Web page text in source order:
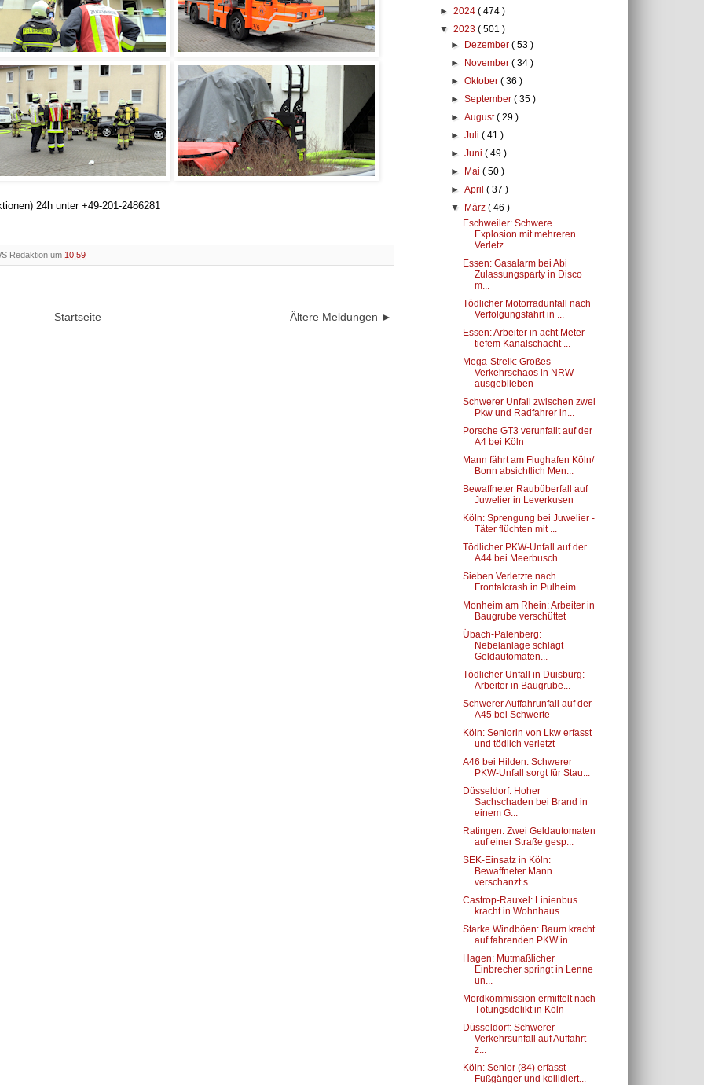
24h unter +49-201-2486281
Redaktion um 10:59
Ältere Meldungen ►
Startseite
► 2024 ( 474 )
▼ 2023 ( 501 )
►
Dezember( 53 )
►
November( 34 )
►Oktober( 36 )
►September( 35 )
►August( 29 )
►Juli( 41 )
►Juni( 49 )
►
Mai( 50 )
►April( 37 )
▼
März( 46 )
Eschweiler: Schwere
Explosion mit mehreren
Verletz...
Essen: Gasalarm bei Abi
Zulassungsparty in Disco
m...
Tödlicher Motorradunfall nach
Verfolgungsfahrt in ...
Essen: Arbeiter in acht Meter
tiefem Kanalschacht ...
Mega-Streik: Großes
Verkehrschaos in NRW
ausgeblieben
Schwerer Unfall zwischen zwei
Pkw und Radfahrer in...
Porsche GT3 verunfallt auf der
A4 bei Köln
Mann fährt am Flughafen Köln/
Bonn absichtlich Men...
Bewaffneter Raubüberfall auf
Juwelier in Leverkusen
Köln: Sprengung bei Juwelier -
Täter flüchten mit ...
Tödlicher PKW-Unfall auf der
A44 bei Meerbusch
Sieben Verletzte nach
Frontalcrash in Pulheim
Monheim am Rhein: Arbeiter in
Baugrube verschüttet
Übach-Palenberg:
Nebelanlage schlägt
Geldautomaten...
Tödlicher Unfall in Duisburg:
Arbeiter in Baugrube...
Schwerer Auffahrunfall auf der
A45 bei Schwerte
Köln: Seniorin von Lkw erfasst
und tödlich verletzt
A46 bei Hilden: Schwerer
PKW-Unfall sorgt für Stau...
Düsseldorf: Hoher
Sachschaden bei Brand in
einem G...
Ratingen: Zwei Geldautomaten
auf einer Straße gesp...
SEK-Einsatz in Köln:
Bewaffneter Mann
verschanzt s...
Castrop-Rauxel: Linienbus
kracht in Wohnhaus
Starke Windböen: Baum kracht
auf fahrenden PKW in ...
Hagen: Mutmaßlicher
Einbrecher springt in Lenne
un...
Mordkommission ermittelt nach
Tötungsdelikt in Köln
Düsseldorf: Schwerer
Verkehrsunfall auf Auffahrt
z...
Köln: Senior (84) erfasst
Fußgänger und kollidiert...